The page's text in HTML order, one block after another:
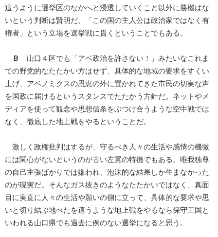
這うように選挙区のなかへと浸透していくこと以外に勝機はな
いという判断は賢明だ。「この国の主人公は政治家ではなく有
権者」という立場を選挙戦に貫くということでもある。
Ｂ
山口４区でも「アベ政治を許さない！」みたいなこれま
での野党的なたたかい方はせず、具体的な地域の要求をすくい
上げ、アベノミクスの恩恵の外に置かれてきた市民の切実な声
を国政に届けるというスタンスでたたかう方針だ。ネットやメ
ディアを使って観念や思想信条をぶつけ合うような空中戦では
なく、徹底した地上戦をやるということだ。
激しく政権批判はするが、守るべき人々の生活や感情の機微
には関心がないというのが古い左翼の特徴でもある。唯我独尊
の自己主張ばかりでは嫌われ、泡沫的な結果しか生まなかった
のが現実だ。そんなガス抜きのようなたたかいではなく、真面
目に実直に人々の生活や願いの側に立って、具体的な要求や思
いと切り結ぶ地べたを這うような地上戦をやるなら保守王国と
いわれる山口県でも過去に例のない選挙になると思う。